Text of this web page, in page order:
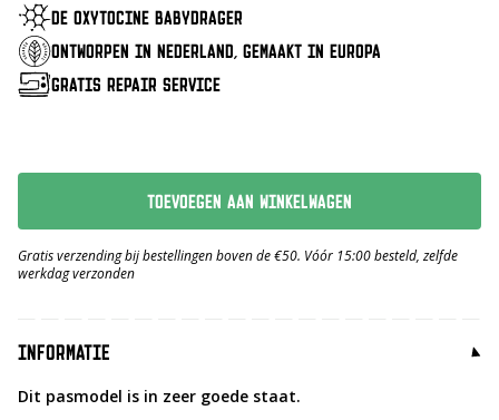
€ 109,-.
€ 95,-.
DE OXYTOCINE BABYDRAGER
ONTWORPEN IN NEDERLAND, GEMAAKT IN EUROPA
GRATIS REPAIR SERVICE
TOEVOEGEN AAN WINKELWAGEN
Gratis verzending bij bestellingen boven de €50. Vóór 15:00 besteld, zelfde
werkdag verzonden
INFORMATIE
Dit pasmodel is in zeer goede staat.